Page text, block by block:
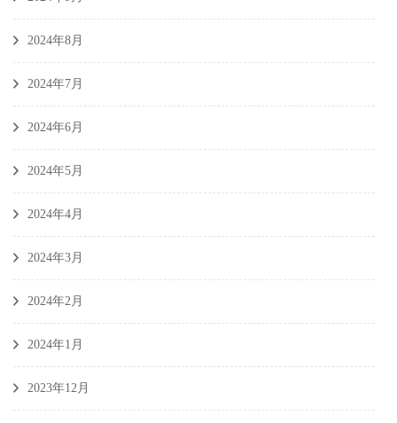
2024年8月
2024年7月
2024年6月
2024年5月
2024年4月
2024年3月
2024年2月
2024年1月
2023年12月